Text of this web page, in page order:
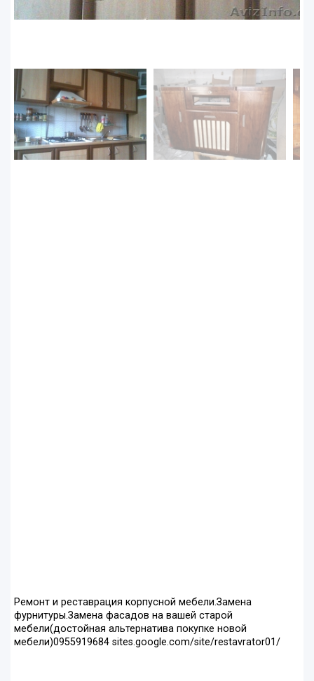
Ремонт и реставрация корпусной мебели.Замена
фурнитуры.Замена фасадов на вашей старой
мебели(достойная альтернатива покупке новой
мебели)0955919684 sites.google.com/site/restavrator01/